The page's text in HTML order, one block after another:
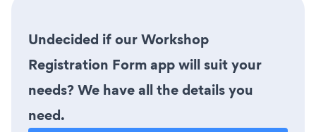
Undecided if our Workshop
Registration Form app will suit your
needs? We have all the details you
need.